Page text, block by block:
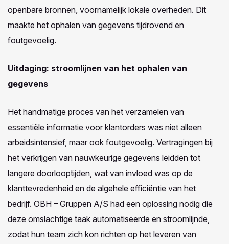
openbare bronnen, voornamelijk lokale overheden. Dit
maakte het ophalen van gegevens tijdrovend en
foutgevoelig.
Uitdaging: stroomlijnen van het ophalen van
gegevens
Het handmatige proces van het verzamelen van
essentiële informatie voor klantorders was niet alleen
arbeidsintensief, maar ook foutgevoelig. Vertragingen bij
het verkrijgen van nauwkeurige gegevens leidden tot
langere doorlooptijden, wat van invloed was op de
klanttevredenheid en de algehele efficiëntie van het
bedrijf. OBH – Gruppen A/S had een oplossing nodig die
deze omslachtige taak automatiseerde en stroomlijnde,
zodat hun team zich kon richten op het leveren van